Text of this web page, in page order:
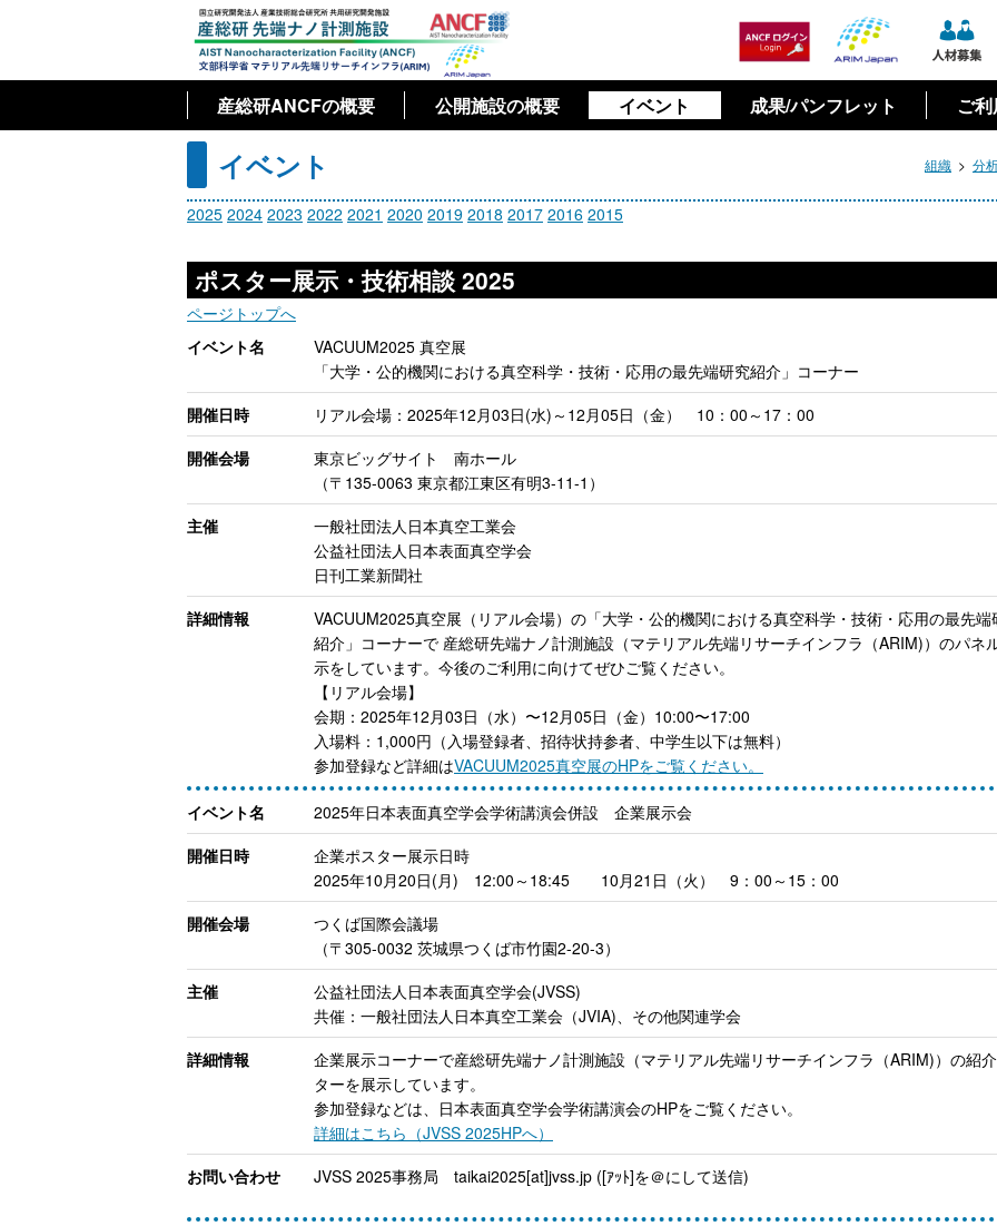
国立研究開発法人 産業技術総合研究所 計量標準総合センター 先
端ナノ計測施設（ANCF）
産総研ANCFの概要 公開施設の概要 イベント 成果/パンフレット ご
イベント 組織 分
2025 2024 2023 2022 2021 2020 2019 2018 2017 2016 2015
ポスター展示・技術相談 2025
ページトップへ
イベント名
VACUUM2025 真空展
「大学・公的機関における真空科学・技術・応用の最先端研究紹介」コーナー
開催日時
リアル会場：2025年12月03日(水)～12月05日（金） 10：00～17：00
開催会場
東京ビッグサイト 南ホール
（〒135-0063 東京都江東区有明3-11-1）
主催
一般社団法人日本真空工業会
公益社団法人日本表面真空学会
日刊工業新聞社
詳細情報
VACUUM2025真空展（リアル会場）の「大学・公的機関における真空科学・技術・応用の最先端
紹介」コーナーで 産総研先端ナノ計測施設（マテリアル先端リサーチインフラ（ARIM)）のパネ
示をしています。今後のご利用に向けてぜひご覧ください。
【リアル会場】
会期：2025年12月03日（水）〜12月05日（金）10:00〜17:00
入場料：1,000円（入場登録者、招待状持参者、中学生以下は無料）
参加登録など詳細はVACUUM2025真空展のHPをご覧ください。
イベント名
2025年日本表面真空学会学術講演会併設 企業展示会
開催日時
企業ポスター展示日時
2025年10月20日(月) 12:00～18:45 10月21日（火） 9：00～15：00
開催会場
つくば国際会議場
（〒305-0032 茨城県つくば市竹園2-20-3）
主催
公益社団法人日本表面真空学会(JVSS)
共催：一般社団法人日本真空工業会（JVIA)、その他関連学会
詳細情報
企業展示コーナーで産総研先端ナノ計測施設（マテリアル先端リサーチインフラ（ARIM)）の紹
ターを展示しています。
参加登録などは、日本表面真空学会学術講演会のHPをご覧ください。
詳細はこちら（JVSS 2025HPへ）
お問い合わせ
JVSS 2025事務局 taikai2025[at]jvss.jp ([ｱｯﾄ]を＠にして送信)